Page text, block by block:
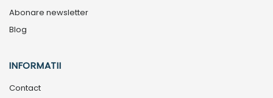
Abonare newsletter
Blog
INFORMATII
Contact